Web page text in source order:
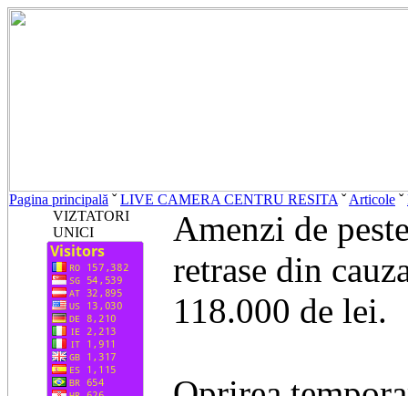
Pagina principală ˇLIVE CAMERA CENTRU RESITA ˇArticole ˇ
VIZTATORI
UNICI
Amenzi de
retrase din
118.000 de lei.